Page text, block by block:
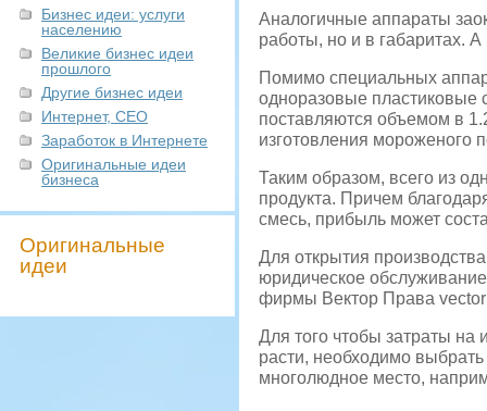
Бизнес идеи: услуги
населению
Великие бизнес идеи
прошлого
Другие бизнес идеи
Интернет, СЕО
Заработок в Интернете
Оригинальные идеи
бизнеса
Оригинальные
идеи
Аналогичные аппараты
работы, но и в габаритах.
Помимо специальных
одноразовые пластиковые
поставляются объемом в
изготовления мороженого
Таким образом, всего из
продукта. Причем
смесь, прибыль может
Для открытия
юридическое
фирмы Вектор Права
Для того чтобы затраты на
расти, необходимо
многолюдное место,